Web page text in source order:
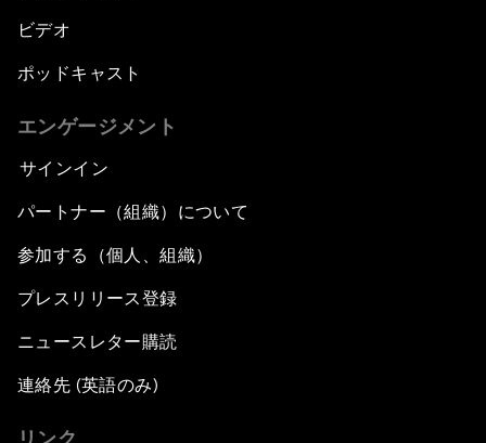
ビデオ
ポッドキャスト
エンゲージメント
サインイン
パートナー（組織）について
参加する（個人、組織）
プレスリリース登録
ニュースレター購読
連絡先 (英語のみ)
リンク